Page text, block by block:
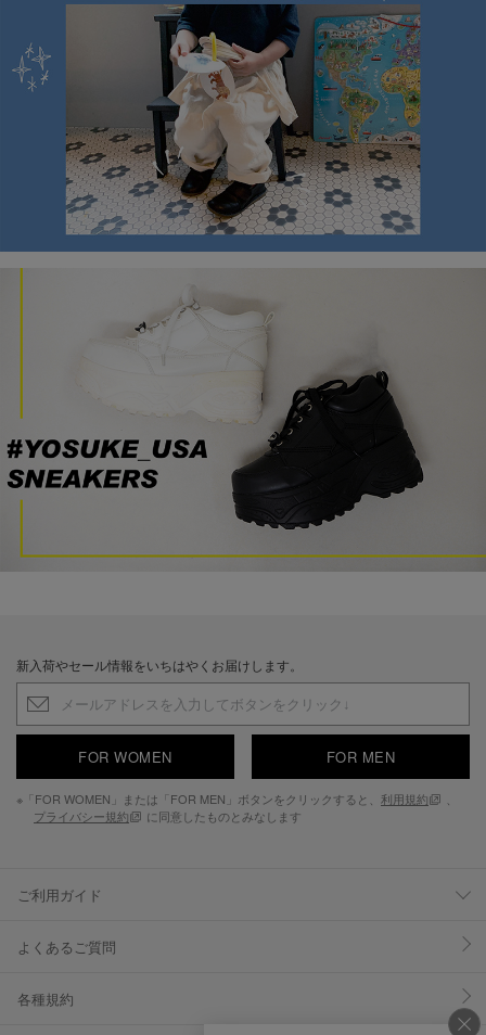
新入荷やセール情報をいちはやくお届けします。
FOR WOMEN FOR MEN
※「FOR WOMEN」または「FOR MEN」ボタンをクリックすると、 利用規約
プライバシー規約
に同意したものとみなします
ご利用ガイド
よくあるご質問
各種規約